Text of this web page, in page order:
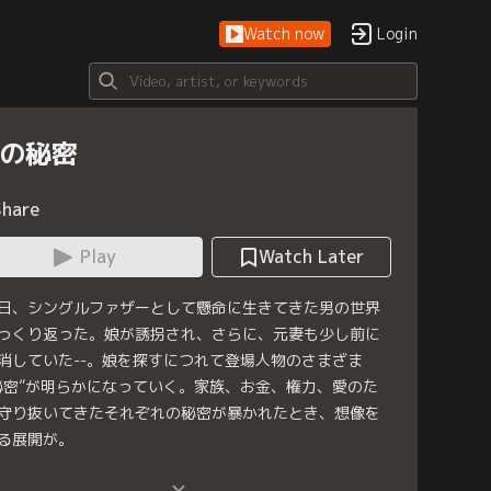
Watch now Login
秘密
Play
Watch Later
、シングルファザーとして懸命に生きてきた男の世界
くり返った。娘が誘拐され、さらに、元妻も少し前に
していた--。娘を探すにつれて登場人物のさまざま
密”が明らかになっていく。家族、お金、権力、愛のた
り抜いてきたそれぞれの秘密が暴かれたとき、想像を
展開が。